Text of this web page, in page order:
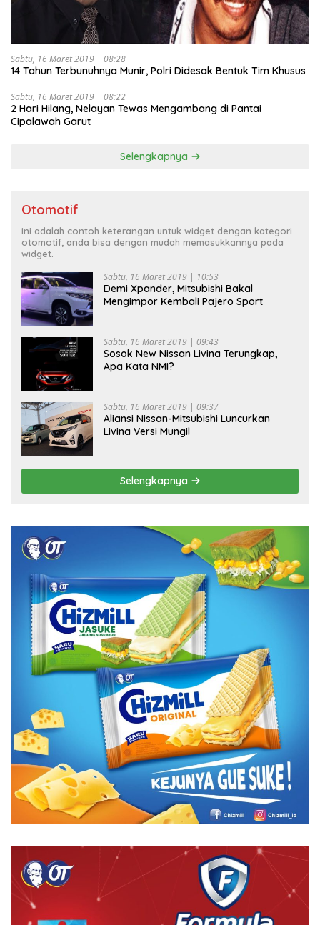
Sabtu, 16 Maret 2019 | 08:28
14 Tahun Terbunuhnya Munir, Polri Didesak Bentuk Tim Khusus
Sabtu, 16 Maret 2019 | 08:22
2 Hari Hilang, Nelayan Tewas Mengambang di Pantai
Cipalawah Garut
Selengkapnya
Otomotif
Ini adalah contoh keterangan untuk widget dengan kategori
otomotif, anda bisa dengan mudah memasukkannya pada
widget.
Sabtu, 16 Maret 2019 | 10:53
Demi Xpander, Mitsubishi Bakal
Mengimpor Kembali Pajero Sport
Sabtu, 16 Maret 2019 | 09:43
Sosok New Nissan Livina Terungkap,
Apa Kata NMI?
Sabtu, 16 Maret 2019 | 09:37
Aliansi Nissan-Mitsubishi Luncurkan
Livina Versi Mungil
Selengkapnya